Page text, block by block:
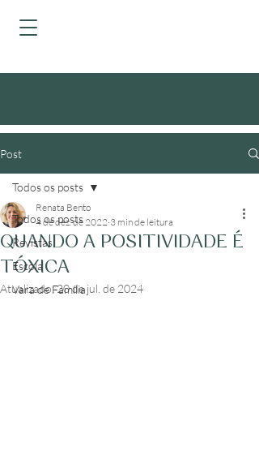
Post
Todos os posts
Revistas
Escola
Vara de Família
Todos os posts
QUANDO A POSITIVIDADE É
TÓXICA
Renata Bento
4 de dez. de 2022 3 min de leitura
Atualizado:20 de jul. de 2024